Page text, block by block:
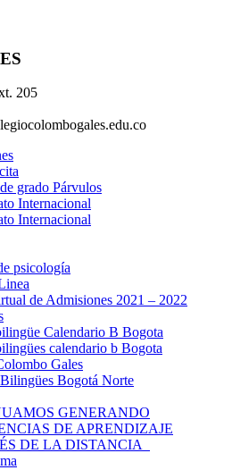
205
grado Párvulos
Internacional
Internacional
psicología
de Admisiones 2021 – 2022
Calendario B Bogota
calendario b Bogota
Gales
Bogotá Norte
GENERANDO
DE APRENDIZAJE
DE LA DISTANCIA